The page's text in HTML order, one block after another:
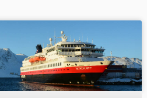
mehr